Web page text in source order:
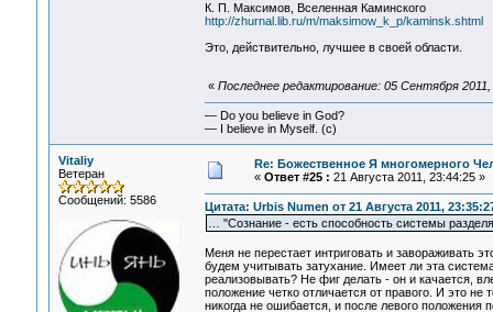
К. П. Максимов, Вселенная Каминского
http://zhurnal.lib.ru/m/maksimow_k_p/kaminsk.shtml
Это, действительно, лучшее в своей области.
« Последнее редактирование: 05 Сентября
— Do you believe in God?
— I believe in Myself. (c)
Vitaliy
Ветеран
Сообщений: 5586
Re: Божественное Я многомерного
« Ответ #25 : 21 Августа 2011, 23:44:25 »
Цитата: Urbis Numen от 21 Августа 2011,
… "Сознание - есть способность системы
Меня не перестает интриговать и завораживать
будем учитывать затухание. Имеет ли эта
реализовывать? Не фиг делать - он и качается,
положение четко отличается от правого. И это
никогда не ошибается, и после левого положения